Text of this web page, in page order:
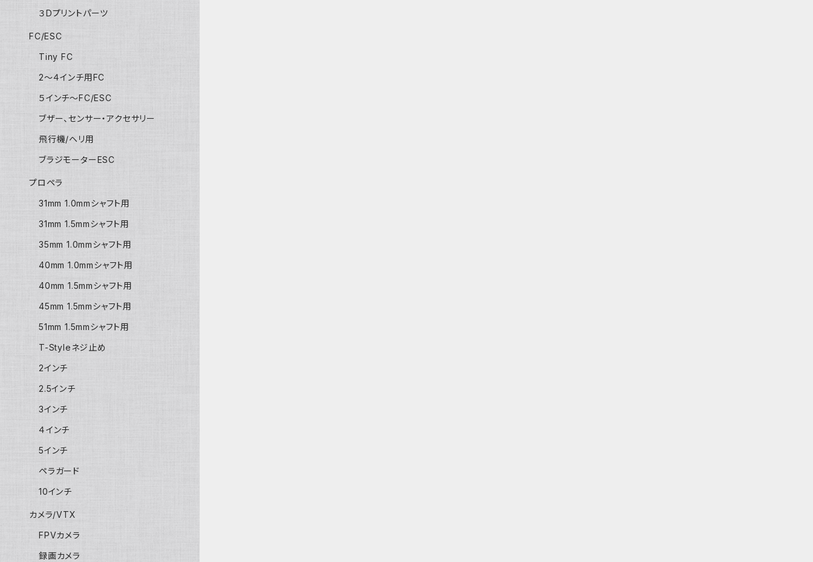
３Dプリントパーツ
FC/ESC
Tiny FC
2～４インチ用FC
５インチ～FC/ESC
ブザー、センサー・アクセサリー
飛行機/ヘリ用
ブラジモーターESC
プロペラ
31mm 1.0mmシャフト用
31mm 1.5mmシャフト用
35mm 1.0mmシャフト用
40mm 1.0mmシャフト用
40mm 1.5mmシャフト用
45mm 1.5mmシャフト用
51mm 1.5mmシャフト用
T-Styleネジ止め
2インチ
2.5インチ
3インチ
４インチ
5インチ
ペラガード
10インチ
カメラ/VTX
FPVカメラ
録画カメラ